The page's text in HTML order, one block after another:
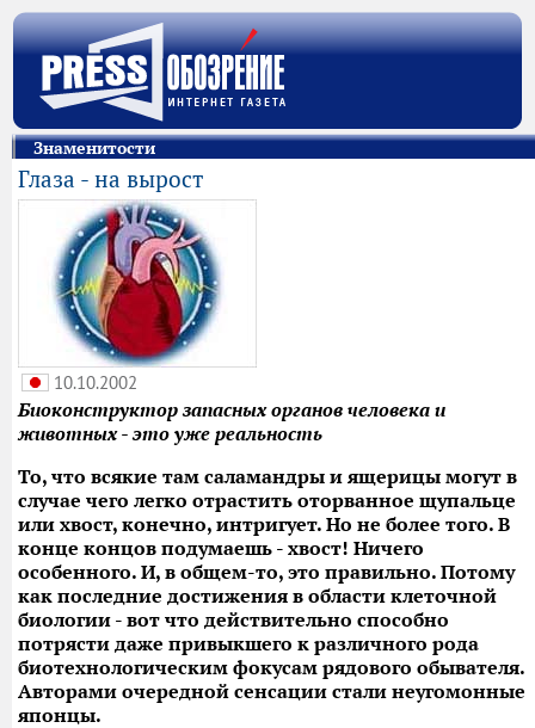
Знаменитости
Глаза - на вырост
10.10.2002
Биоконструктор запасных органов человека и
животных - это уже реальность
То, что всякие там саламандры и ящерицы могут в
случае чего легко отрастить оторванное щупальце
или хвост, конечно, интригует. Но не более того. В
конце концов подумаешь - хвост! Ничего
особенного. И, в общем-то, это правильно. Потому
как последние достижения в области клеточной
биологии - вот что действительно способно
потрясти даже привыкшего к различного рода
биотехнологическим фокусам рядового обывателя.
Авторами очередной сенсации стали неугомонные
японцы.